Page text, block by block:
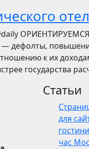
— дефолты,
к их
государства
Статьи
для
час